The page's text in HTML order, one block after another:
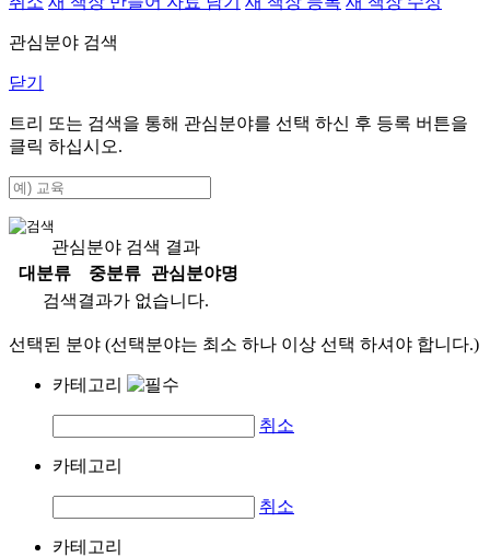
관심분야 검색
닫기
트리 또는 검색을 통해 관심분야를 선택 하신 후 등록 버튼을
클릭 하십시오.
관심분야 검색 결과
대분류
중분류
관심분야명
검색결과가 없습니다.
선택된 분야 (선택분야는 최소 하나 이상 선택 하셔야 합니다.)
카테고리
취소
카테고리
취소
카테고리